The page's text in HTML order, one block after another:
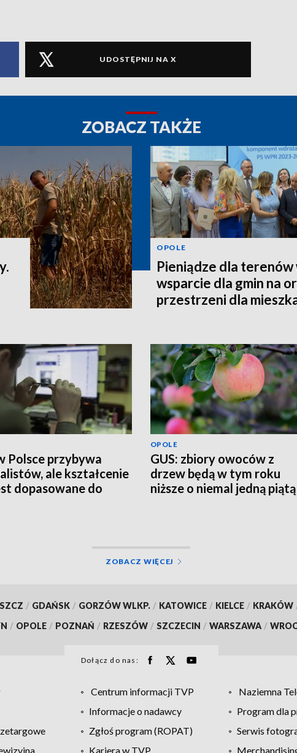
UDOSTĘPNIJ NA X
ZOBACZ TAKŻE
OPOLE
Pieniądze dla terenów
wsparcie dla gmin na
przestrzeni dla
Polsce przybywa
ale kształcenie
dopasowane do
OPOLE
GUS: zbiory owoców z
drzew będą w tym roku
niższe o niemal jedną piątą
ZOBACZ WIĘCEJ
/ GDAŃSK / GORZÓW WLKP. / KATOWICE / KIELCE / KRAKÓW
/ OPOLE / POZNAŃ / RZESZÓW / SZCZECIN / WARSZAWA /
Dołącz do nas:
Centrum informacji TVP Naziemna
Informacje o nadawcy
Program dla
Zgłoś program (ROPAT)
Serwis
Kariera w TVP